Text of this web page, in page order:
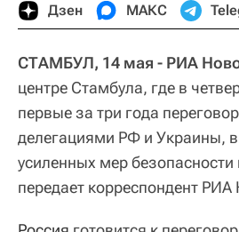
Дзен МАКС
СТАМБУЛ, 14 мая - РИА
центре Стамбула, где в
первые за три года
делегациями РФ и Украины,
усиленных мер
передает корреспондент РИА